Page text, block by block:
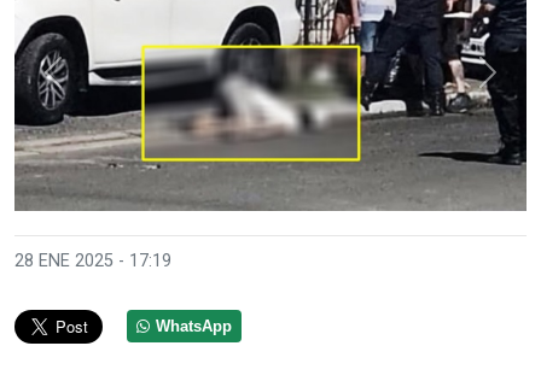
Anterior
28 ENE 2025 - 17:19
WhatsApp